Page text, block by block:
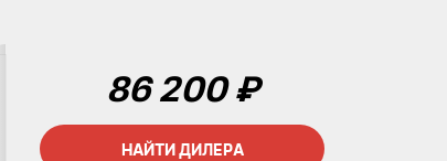
86 200 ₽
НАЙТИ ДИЛЕРА